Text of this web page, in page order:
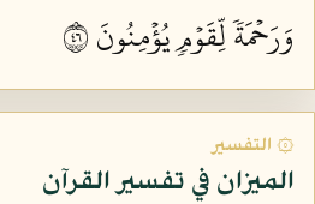
وَرَحۡمَةٗ لِّقَوۡمٖ يُؤۡمِنُونَ ٦٤
۞ التفسير
الميزان في تفسير القرآن